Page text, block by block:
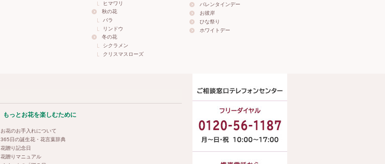
ヒマワリ
秋の花
バラ
リンドウ
冬の花
シクラメン
クリスマスローズ
バレンタインデー
お彼岸
ひな祭り
ホワイトデー
もっとお花を楽しむために
お花のお手入れについて
365日の誕生花・花言葉辞典
花贈り記念日
花贈りマニュアル